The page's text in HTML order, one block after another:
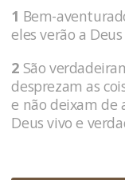
1 Bem-
eles verão a
2 São
desprezam as
e não deixam de
Deus vivo e